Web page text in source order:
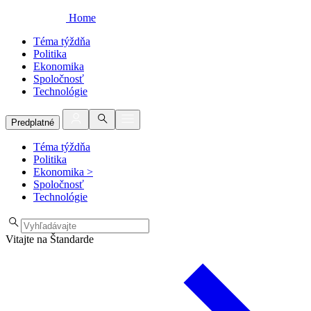
Home
Téma týždňa
Politika
Ekonomika
Spoločnosť
Technológie
Predplatné
Téma týždňa
Politika
Ekonomika >
Spoločnosť
Technológie
Vitajte na Štandarde